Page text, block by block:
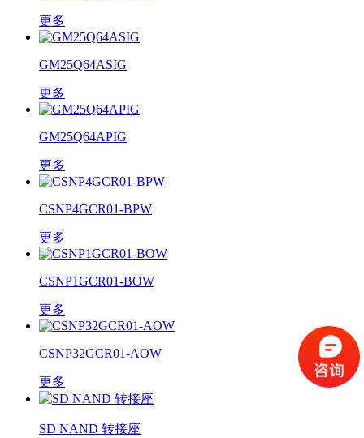
更多
GM25Q64ASIG
更多
GM25Q64APIG
更多
CSNP4GCR01-BPW
更多
CSNP1GCR01-BOW
更多
CSNP32GCR01-AOW
更多
SD NAND 转接座